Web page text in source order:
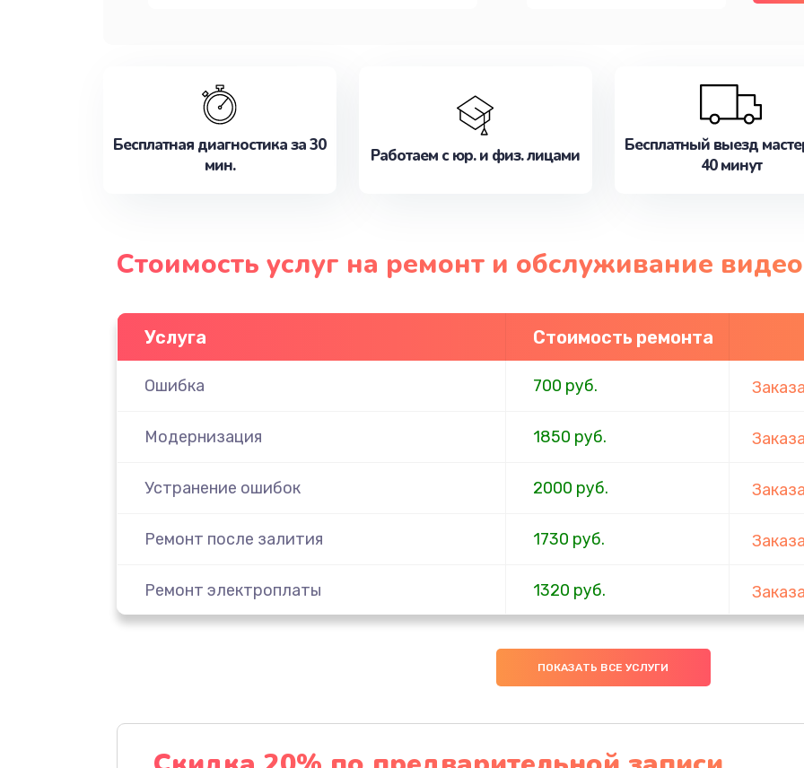
Бесплатная диагностика за 30
мин.
Работаем с юр. и физ. лицами
Бесплатный выезд
40 минут
Стоимость услуг на ремонт и обслуживание
Услуга Стоимость ремонта
Ошибка 700 руб.
Модернизация 1850 руб.
Устранение ошибок 2000 руб.
Ремонт после залития 1730 руб.
Ремонт электроплаты 1320 руб.
480 руб.
ПОКАЗАТЬ ВСЕ УСЛУГИ